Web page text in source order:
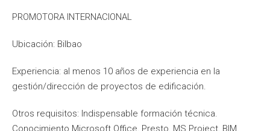
PROMOTORA INTERNACIONAL
Ubicación: Bilbao
Experiencia: al menos 10 años de experiencia en la
gestión/dirección de proyectos de edificación.
Otros requisitos: Indispensable formación técnica.
Conocimiento Microsoft Office, Presto, MS Project, BIM.